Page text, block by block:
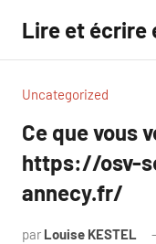
contenu
Lire et écrire
Uncategorized
Ce que vous
https://osv-
annecy.fr/
par Louise KESTEL